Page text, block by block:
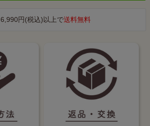
6,990円(税込)以上で送料無料